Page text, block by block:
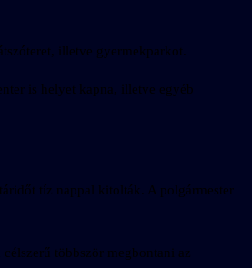
illetve gyermekparkot.
is helyet kapna, illetve egyéb
tíz nappal kitolták. A polgármester
többször megbontani az